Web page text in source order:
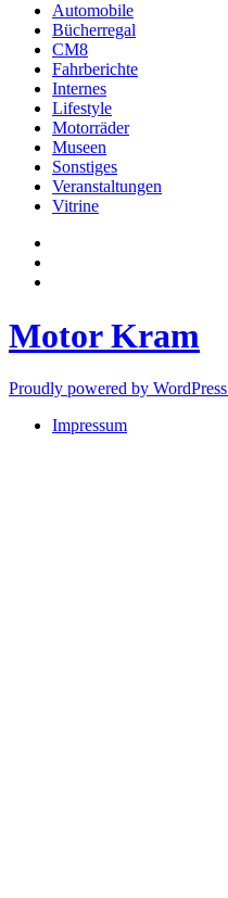
Automobile
Bücherregal
CM8
Fahrberichte
Internes
Lifestyle
Motorräder
Museen
Sonstiges
Veranstaltungen
Vitrine
Motor Kram
Proudly powered by WordPress
Impressum